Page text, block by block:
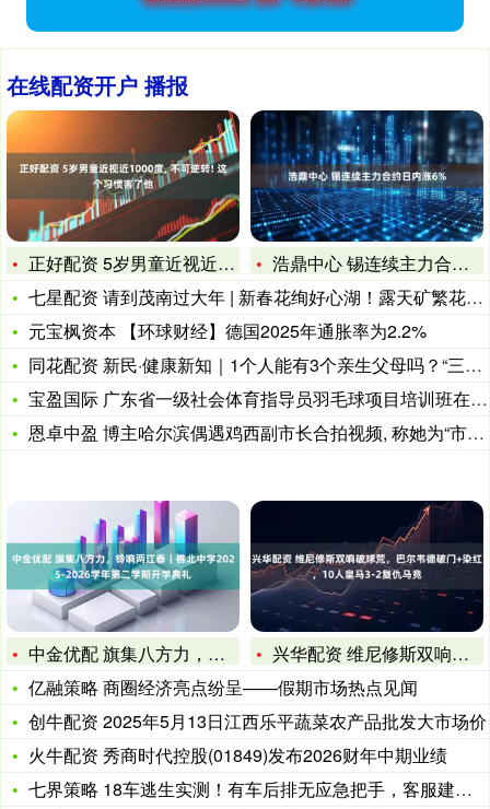
在线配资开户 播报
正好配资 5岁男童近视近1000度, 不可逆转! 这个习惯害
浩鼎中心 锡连续主力合约日内涨6%
七星配资 请到茂南过大年 | 新春花绚好心湖！露天矿繁花似锦
元宝枫资本 【环球财经】德国2025年通胀率为2.2%
同花配资 新民·健康新知｜1个人能有3个亲生父母吗？“三亲婴
宝盈国际 广东省一级社会体育指导员羽毛球项目培训班在佛山成功
恩卓中盈 博主哈尔滨偶遇鸡西副市长合拍视频, 称她为“市长”
中金优配 旗集八方力，铃响两江春｜樵北中学2025-2026
兴华配资 维尼修斯双响破球荒，巴尔韦德破门+染红，10人皇马
亿融策略 商圈经济亮点纷呈——假期市场热点见闻
创牛配资 2025年5月13日江西乐平蔬菜农产品批发大市场价
火牛配资 秀商时代控股(01849)发布2026财年中期业绩
七界策略 18车逃生实测！有车后排无应急把手，客服建议“爬后